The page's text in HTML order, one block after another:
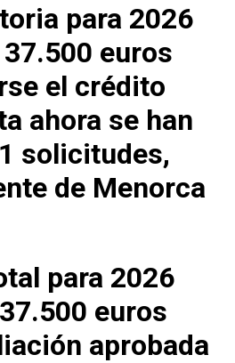
para 2026
euros
el crédito
ahora se han
solicitudes,
de Menorca
para 2026
euros
aprobada